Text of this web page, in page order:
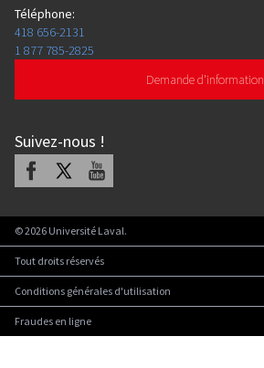
Téléphone:
418 656-2131
1 877 785-2825
Demande d'information
Suivez-nous !
Facebook Youtube
©2026 Université Laval.
Tout droits réservés
Conditions générales d'utilisation
Fraudes en ligne